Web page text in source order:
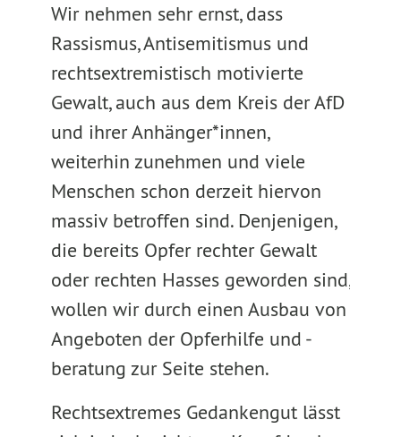
Wir nehmen sehr ernst, dass
Rassismus, Antisemitismus und
rechtsextremistisch motivierte
Gewalt, auch aus dem Kreis der AfD
und ihrer Anhänger*innen,
weiterhin zunehmen und viele
Menschen schon derzeit hiervon
massiv betroffen sind. Denjenigen,
die bereits Opfer rechter Gewalt
oder rechten Hasses geworden sind,
wollen wir durch einen Ausbau von
Angeboten der Opferhilfe und -
beratung zur Seite stehen.
Rechtsextremes Gedankengut lässt